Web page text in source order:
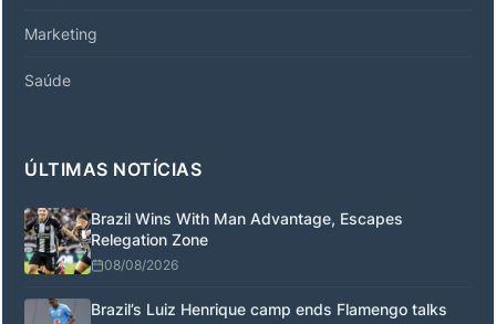
Marketing
Saúde
ÚLTIMAS NOTÍCIAS
Brazil Wins With Man Advantage, Escapes
Relegation Zone
08/08/2026
Brazil’s Luiz Henrique camp ends Flamengo talks